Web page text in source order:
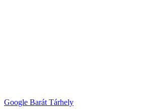
Google Barát Tárhely